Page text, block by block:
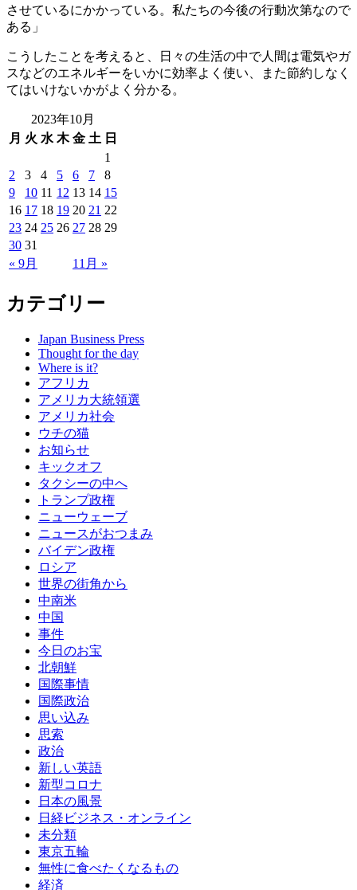
させているにかかっている。私たちの今後の行動次第なので
ある」
こうしたことを考えると、日々の生活の中で人間は電気やガ
スなどのエネルギーをいかに効率よく使い、また節約しなく
てはいけないかがよく分かる。
2023年10月
月 火 水 木 金 土 日
« 9月 11月 »
1
2
3 4 5 6 7
8
9
10 11 12 13 14 15
16 17 18 19 20 21 22
23 24 25 26 27 28 29
30 31
カテゴリー
Japan Business Press
Thought for the day
Where is it?
アフリカ
アメリカ大統領選
アメリカ社会
ウチの猫
お知らせ
キックオフ
タクシーの中へ
トランプ政権
ニューウェーブ
ニュースがおつまみ
バイデン政権
ロシア
世界の街角から
中南米
中国
事件
今日のお宝
北朝鮮
国際事情
国際政治
思い込み
思索
政治
新しい英語
新型コロナ
日本の風景
日経ビジネス・オンライン
未分類
東京五輪
無性に食べたくなるもの
経済